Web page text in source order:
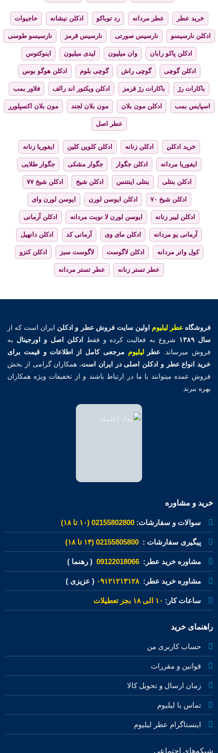
خرید عطر عطر مردانه رد توباکو ادکلن نیشانه حاجیوات
ادکلن نارسیسو نارسیس صورتی نارسیس قرمز نارسیسو طوسی
ادکلن پاکو رابان وان میلیون لیدی میلیون اینوکتوس
ادکلن گوچی گوچی راش گوچی بلوم ادکلن هوگو بوس
باکارات رژ باکارات رژ قرمز ادکلن ویکتور اند رالف فلاور بمب
اسپایس بمب ادکلن مون بلان مون بلان لجند مون بلان اکسپلورر
عطر اصل
خرید ادکلن ادکلن زنانه ادکلن کلوین کلین ایفوریا زنانه
ایفوریا مردانه ادکلن جگوار جگوار مشکی جگوار طلایی
ادکلن بنتلی بنتلی اینتنس ادکلن شیخ ادکلن شیخ ۷۷
ادکلن شیخ ۷۰ ادکلن ایوسن لورن ایوسن لورن وای
ادکلن لیبر زنانه ایوسن لورن لا نویت مردانه ادکلن آرمانی
آرمانی یو مردانه ادکلن مای وی آرمانی کد ادکلن دانهیل
کول واتر مردانه ادکلن لاگوست لاگوست سبز ادکلن کنزو
عطر تستر زنانه عطر تستر مردانه
فروشگاهعطر لیلیوم اولین سایت فروش عطر و ادکلن ایران است که از
سال ۱۳۸۹
شروع به فعالیت کرده و فقط ادکلن اصل و اورجینال به
فروش میرساند. عطرلیلیوم مرجعی کامل از اطلاعات و قیمت برای
خرید انواع عطر و ادکلن اصلی در ایران است. همکاران گرامی از بخش
فروش عمده میتوانند با ما در ارتباط باشند و از تخفیفات ویژه همکاران
بهره ببرند.
خرید و مشاوره
سوالات و سفارشات: 02155802800 (۱۰ تا ۱۸)
پیگیری سفارشات : 02155805800 (۱۴ تا ۱۸)
مشاوره خرید عطر: 09122018066 ( رهنما )
مشاوره خرید عطر:۰۹۱۲۱۲۱۳۱۲۸ ( عزیزی )
ساعات کار: ۱۰ الی ۱۸ بجز تعطیلات
راهنمای خرید
حساب کاربری من
قوانین و مقررات
زمان ارسال و تحویل کالا
تماس با لیلیوم
اینستاگرام عطر لیلیوم
شبکه‌های اجتماعی